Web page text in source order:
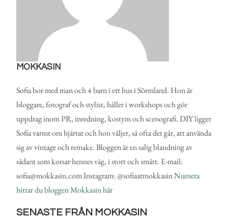
MOKKASIN
Sofia bor med man och 4 barn i ett hus i Sörmland. Hon är
bloggare, fotograf och stylist, håller i workshops och gör
uppdrag inom PR, inredning, kostym och scenografi. DIY ligger
Sofia varmt om hjärtat och hon väljer, så ofta det går, att använda
sig av vintage och remake. Bloggen är en salig blandning av
sådant som korsar hennes väg, i stort och smått. E-mail:
sofia@mokkasin.com Instagram: @sofiaatmokkasinNumera
hittar du bloggen Mokkasin här
SENASTE FRÅN MOKKASIN